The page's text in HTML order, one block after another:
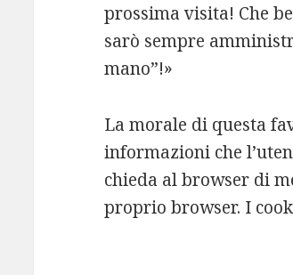
prossima visita! Che
sarò sempre
mano”!»
La morale di questa
informazioni che
chieda al browser di
proprio browser. I